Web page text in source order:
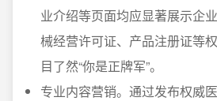
业介绍等页面均应显著展示企
械经营许可证、产品注册证等
目了然“你是正牌军”。
专业内容营销。通过发布权威